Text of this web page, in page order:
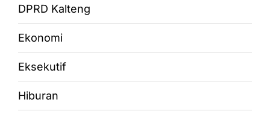
DPRD Kalteng
Ekonomi
Eksekutif
Hiburan